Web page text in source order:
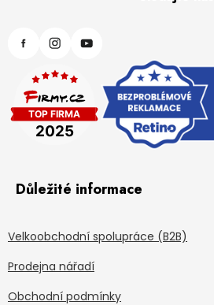
Důležité informace
Velkoobchodní spolupráce (B2B)
Prodejna nářadí
Obchodní podmínky